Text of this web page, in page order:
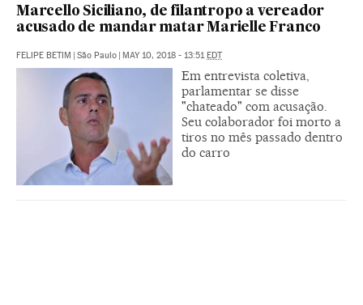
Marcello Siciliano, de filantropo a vereador
acusado de mandar matar Marielle Franco
FELIPE BETIM | São Paulo | MAY 10, 2018 - 13:51EDT
Em entrevista coletiva,
parlamentar se disse
"chateado" com acusação.
Seu colaborador foi morto a
tiros no mês passado dentro
do carro